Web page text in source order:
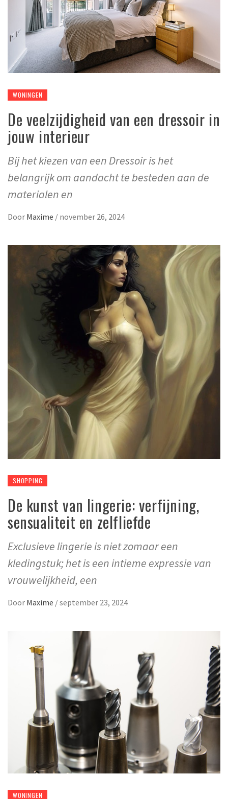
WONINGEN
De veelzijdigheid van een dressoir in
jouw interieur
Bij het kiezen van een Dressoir is het
belangrijk om aandacht te besteden aan de
materialen en
Door Maxime / november 26, 2024
SHOPPING
De kunst van lingerie: verfijning,
sensualiteit en zelfliefde
Exclusieve lingerie is niet zomaar een
kledingstuk; het is een intieme expressie van
vrouwelijkheid, een
Door Maxime /september 23, 2024
WONINGEN